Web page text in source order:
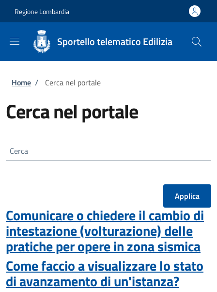
Regione Lombardia
Sportello telematico Edilizia
Briciole di pane
Home / Cerca nel portale
Cerca nel portale
Cerca
Comunicare o chiedere il cambio di
intestazione (volturazione) delle
pratiche per opere in zona sismica
Come faccio a visualizzare lo stato
di avanzamento di un'istanza?